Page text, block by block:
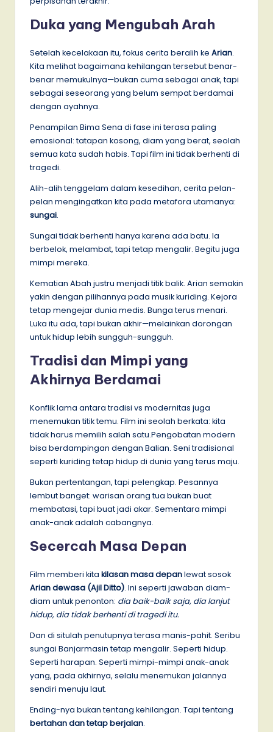
Duka yang Mengubah Arah
Setelah kecelakaan itu, fokus cerita beralih ke Arian.
Kita melihat bagaimana kehilangan tersebut benar-
benar memukulnya—bukan cuma sebagai anak, tapi
sebagai seseorang yang belum sempat berdamai
dengan ayahnya.
Penampilan Bima Sena di fase ini terasa paling
emosional: tatapan kosong, diam yang berat, seolah
semua kata sudah habis. Tapi film ini tidak berhenti di
tragedi.
Alih-alih tenggelam dalam kesedihan, cerita pelan-
pelan mengingatkan kita pada metafora utamanya:
sungai.
Sungai tidak berhenti hanya karena ada batu. Ia
berbelok, melambat, tapi tetap mengalir. Begitu juga
mimpi mereka.
Kematian Abah justru menjadi titik balik. Arian semakin
yakin dengan pilihannya pada musik kuriding. Kejora
tetap mengejar dunia medis. Bunga terus menari.
Luka itu ada, tapi bukan akhir—melainkan dorongan
untuk hidup lebih sungguh-sungguh.
Tradisi dan Mimpi yang
Akhirnya Berdamai
Konflik lama antara tradisi vs modernitas juga
menemukan titik temu. Film ini seolah berkata: kita
tidak harus memilih salah satu.Pengobatan modern
bisa berdampingan dengan Balian. Seni tradisional
seperti kuriding tetap hidup di dunia yang terus maju.
Bukan pertentangan, tapi pelengkap. Pesannya
lembut banget: warisan orang tua bukan buat
membatasi, tapi buat jadi akar. Sementara mimpi
anak-anak adalah cabangnya.
Secercah Masa Depan
Film memberi kita kilasan masa depanlewat sosok
Arian dewasa (Ajil Ditto). Ini seperti jawaban diam-
diam untuk penonton: dia baik-baik saja, dia lanjut
hidup, dia tidak berhenti di tragedi itu.
Dan di situlah penutupnya terasa manis-pahit. Seribu
sungai Banjarmasin tetap mengalir. Seperti hidup.
Seperti harapan. Seperti mimpi-mimpi anak-anak
yang, pada akhirnya, selalu menemukan jalannya
sendiri menuju laut.
Ending-nya bukan tentang kehilangan. Tapi tentang
bertahan dan tetap berjalan.